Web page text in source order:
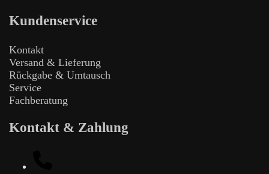
Kundenservice
Kontakt
Versand & Lieferung
Rückgabe & Umtausch
Service
Fachberatung
Kontakt & Zahlung